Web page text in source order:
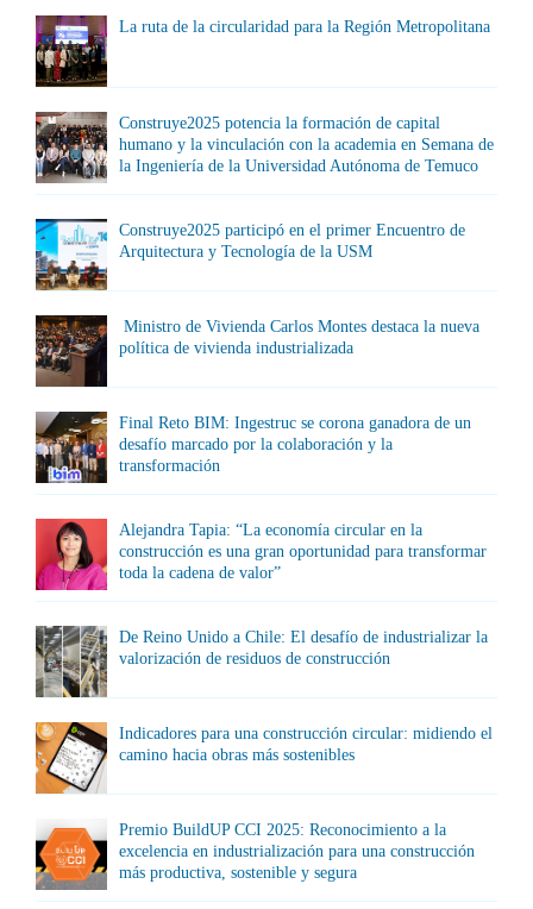
La ruta de la circularidad para la Región Metropolitana
Construye2025 potencia la formación de capital
humano y la vinculación con la academia en Semana de
la Ingeniería de la Universidad Autónoma de Temuco
Construye2025 participó en el primer Encuentro de
Arquitectura y Tecnología de la USM
Ministro de Vivienda Carlos Montes destaca la nueva
política de vivienda industrializada
Final Reto BIM: Ingestruc se corona ganadora de un
desafío marcado por la colaboración y la
transformación
Alejandra Tapia: “La economía circular en la
construcción es una gran oportunidad para transformar
toda la cadena de valor”
De Reino Unido a Chile: El desafío de industrializar la
valorización de residuos de construcción
Indicadores para una construcción circular: midiendo el
camino hacia obras más sostenibles
Premio BuildUP CCI 2025: Reconocimiento a la
excelencia en industrialización para una construcción
más productiva, sostenible y segura